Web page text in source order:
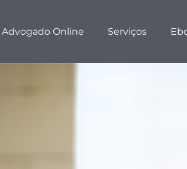
Advogado Online Serviços